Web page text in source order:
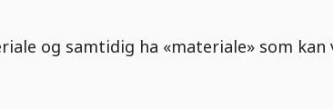
og samtidig ha «materiale» som kan